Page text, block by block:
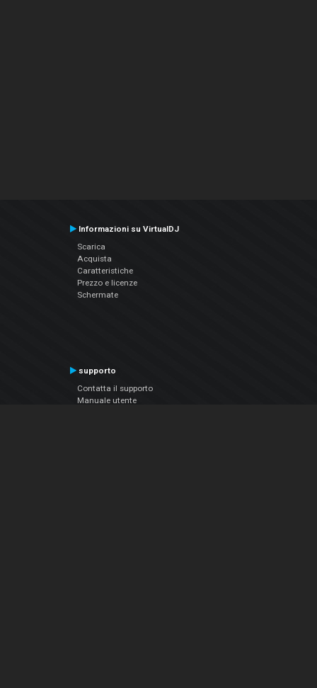
Informazioni su VirtualDJ
Scarica
Acquista
Caratteristiche
Prezzo e licenze
Schermate
supporto
Contatta il supporto
Manuale utente